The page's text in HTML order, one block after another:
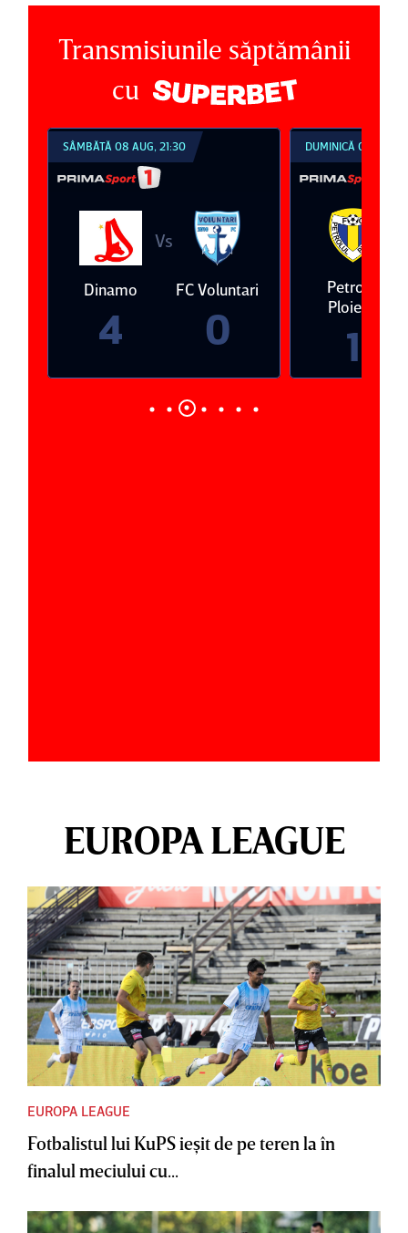
Transmisiunile săptămânii
cu
SÂMBĂTĂ 08 AUG, 21:30
Dinamo
4
Vs
FC Voluntari
0
DUMINICĂ 09 AUG,
Petrolul
Ploieşti
1
EUROPA LEAGUE
EUROPA LEAGUE
Fotbalistul lui KuPS ieşit de pe teren la în
finalul meciului cu...